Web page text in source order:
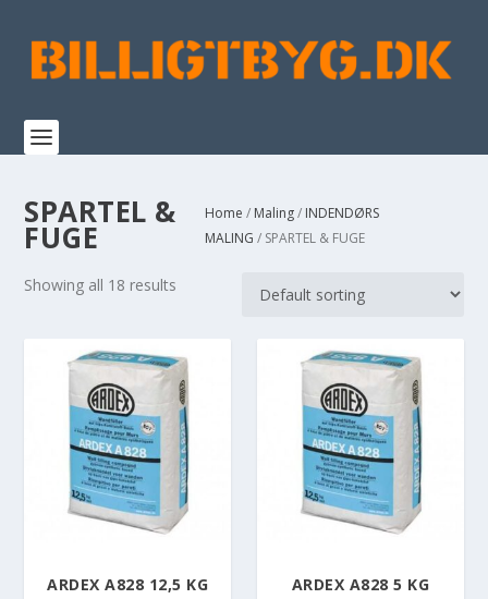
SPARTEL &
FUGE
Home / Maling/ INDENDØRS
MALING / SPARTEL & FUGE
Showing all 18 results
ARDEX A828 12,5 KG ARDEX A828 5 KG